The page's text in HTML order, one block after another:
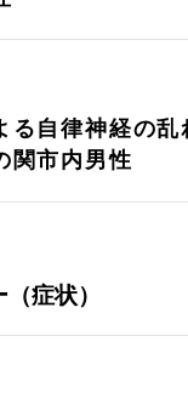
る自律神経の乱
関市内男性
症状）